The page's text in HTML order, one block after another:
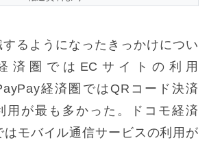
るようになったきっかけについ
済圏ではECサイトの利用
経済圏ではQRコード決済
用が最も多かった。ドコモ経済
はモバイル通信サービスの利用が